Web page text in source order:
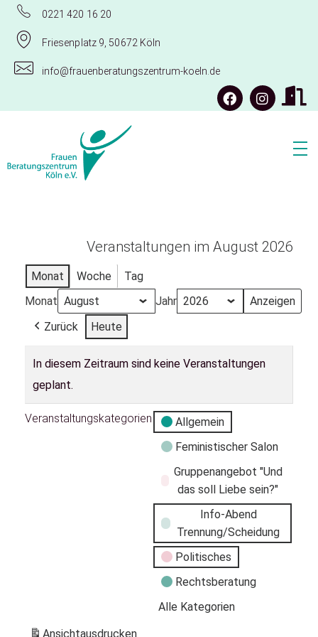
0221 420 16 20
Friesenplatz 9, 50672 Köln
info@frauenberatungszentrum-koeln.de
Veranstaltungen im August 2026
Monat Woche
Tag
Monat
Jahr
Zurück
Heute
In diesem Zeitraum sind keine Veranstaltungen
geplant.
Veranstaltungskategorien
Allgemein
Feministischer Salon
Gruppenangebot "Und
das soll Liebe sein?"
Info-Abend
Trennung/Scheidung
Politisches
Rechtsberatung
Alle Kategorien
Ansichtausdrucken